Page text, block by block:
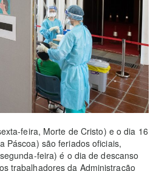
feira, Morte de Cristo) e o dia 16
Páscoa) são feriados oficiais,
feira) é o dia de descanso
trabalhadores da Administração